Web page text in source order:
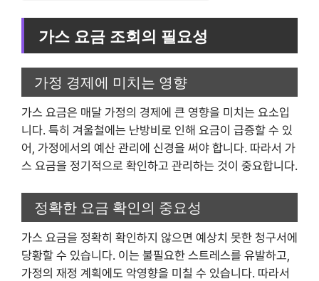
가스 요금 조회의 필요성
가정 경제에 미치는 영향
가스 요금은 매달 가정의 경제에 큰 영향을 미치는 요소입
니다. 특히 겨울철에는 난방비로 인해 요금이 급증할 수 있
어, 가정에서의 예산 관리에 신경을 써야 합니다. 따라서 가
스 요금을 정기적으로 확인하고 관리하는 것이 중요합니다.
정확한 요금 확인의 중요성
가스 요금을 정확히 확인하지 않으면 예상치 못한 청구서에
당황할 수 있습니다. 이는 불필요한 스트레스를 유발하고,
가정의 재정 계획에도 악영향을 미칠 수 있습니다. 따라서